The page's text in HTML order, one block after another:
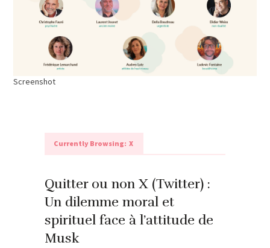
Screenshot
Currently Browsing: X
Quitter ou non X (Twitter) :
Un dilemme moral et
spirituel face à l’attitude de
Musk